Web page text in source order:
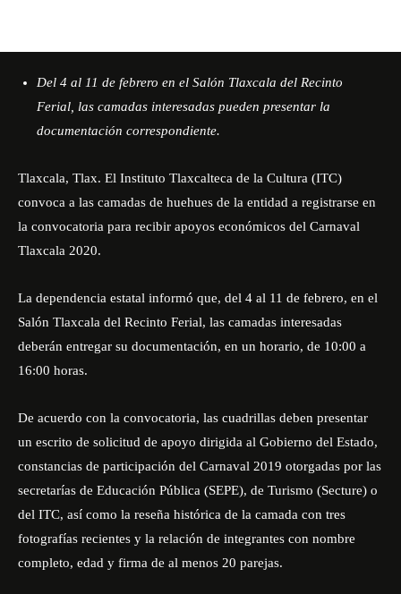
Del 4 al 11 de febrero en el Salón Tlaxcala del Recinto
Ferial, las camadas interesadas pueden presentar la
documentación correspondiente.
Tlaxcala, Tlax. El Instituto Tlaxcalteca de la Cultura (ITC)
convoca a las camadas de huehues de la entidad a registrarse en
la convocatoria para recibir apoyos económicos del Carnaval
Tlaxcala 2020.
La dependencia estatal informó que, del 4 al 11 de febrero, en el
Salón Tlaxcala del Recinto Ferial, las camadas interesadas
deberán entregar su documentación, en un horario, de 10:00 a
16:00 horas.
De acuerdo con la convocatoria, las cuadrillas deben presentar
un escrito de solicitud de apoyo dirigida al Gobierno del Estado,
constancias de participación del Carnaval 2019 otorgadas por las
secretarías de Educación Pública (SEPE), de Turismo (Secture) o
del ITC, así como la reseña histórica de la camada con tres
fotografías recientes y la relación de integrantes con nombre
completo, edad y firma de al menos 20 parejas.